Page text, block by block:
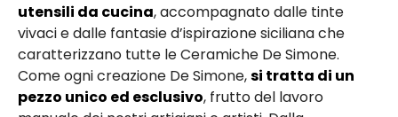
utensili da cucina, accompagnato dalle tinte
vivaci e dalle fantasie d’ispirazione siciliana che
caratterizzano tutte le Ceramiche De Simone.
Come ogni creazione De Simone,si tratta di un
pezzo unico ed esclusivo, frutto del lavoro